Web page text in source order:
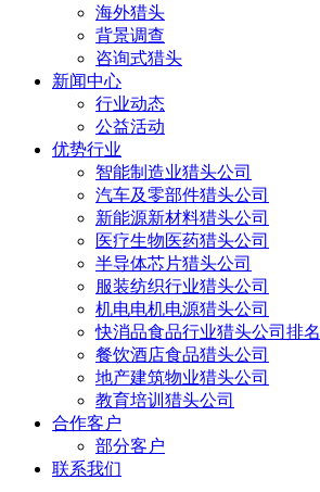
海外猎头
背景调查
咨询式猎头
新闻中心
行业动态
公益活动
优势行业
智能制造业猎头公司
汽车及零部件猎头公司
新能源新材料猎头公司
医疗生物医药猎头公司
半导体芯片猎头公司
服装纺织行业猎头公司
机电电机电源猎头公司
快消品食品行业猎头公司排名
餐饮酒店食品猎头公司
地产建筑物业猎头公司
教育培训猎头公司
合作客户
部分客户
联系我们